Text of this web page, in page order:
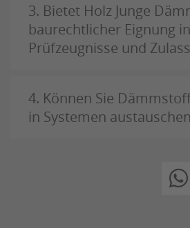
3. Bietet Holz Junge
baurechtlicher Eignung
Prüfzeugnisse und
4. Können Sie
in Systemen